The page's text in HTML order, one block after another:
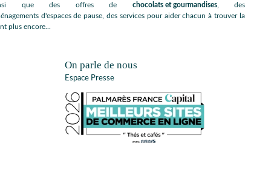
que des offres de chocolats et gourmandises, des
d'espaces de pause, des services pour aider chacun à trouver la
plus encore...
On parle de nous
Espace Presse